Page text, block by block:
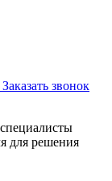
Заказать звонок
для решения